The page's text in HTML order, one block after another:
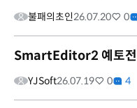
불패의초인26.07.20 0
SmartEditor2 예토
YJSoft26.07.19 0 4